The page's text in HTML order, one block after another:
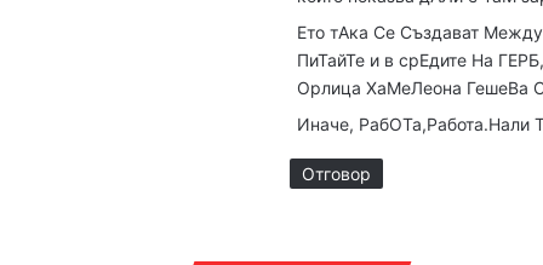
15:43ч, петък, 7 август,
:
Ето тАка Се Създават
ПиТайТе и в срЕдите На
Орлица ХаМеЛеона ГешеВа
Иначе, РабОТа,Работа.Нали
Отговор